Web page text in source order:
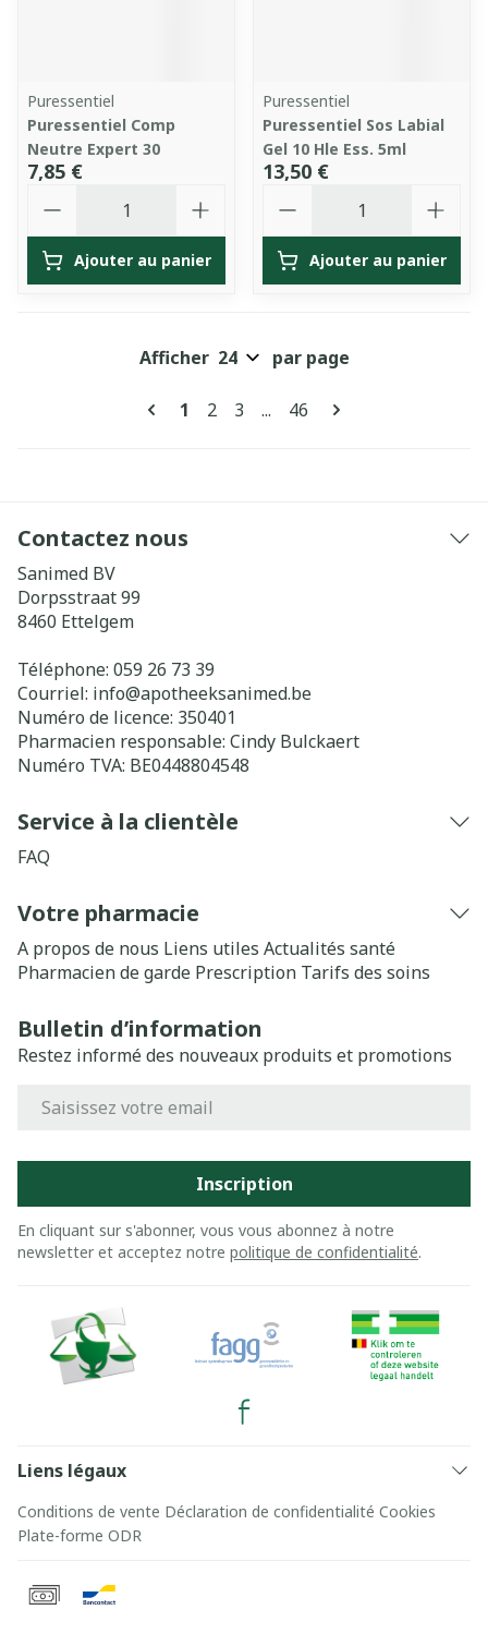
Puressentiel
Puressentiel Comp
Neutre Expert 30
7,85 €
Ajouter au panier
Puressentiel
Puressentiel Sos Labial
Gel 10 Hle Ess. 5ml
13,50 €
Ajouter au panier
Pages
Vous lisez actuellement la page
1 Page
2 Page
3 ... Page
46
Afficher par page
Contactez nous
Sanimed BV
Dorpsstraat 99
8460 Ettelgem
Téléphone: 059 26 73 39
Courriel: info@apotheeksanimed.be
Numéro de licence: 350401
Pharmacien responsable: Cindy Bulckaert
Numéro TVA: BE0448804548
Service à la clientèle
FAQ
Votre pharmacie
A propos de nous Liens utiles Actualités santé
Pharmacien de garde Prescription Tarifs des soins
Bulletin d’information
Restez informé des nouveaux produits et promotions
Inscription
En cliquant sur s'abonner, vous vous abonnez à notre
newsletter et acceptez notre politique de confidentialité.
Liens légaux
Conditions de vente Déclaration de confidentialité Cookies
Plate-forme ODR